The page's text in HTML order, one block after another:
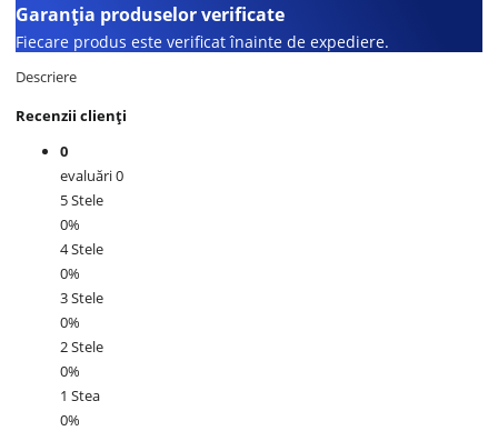
Garanția produselor verificate
Fiecare produs este verificat înainte de expediere.
Descriere
Recenzii clienți
0
evaluări 0
5 Stele
0%
4 Stele
0%
3 Stele
0%
2 Stele
0%
1 Stea
0%